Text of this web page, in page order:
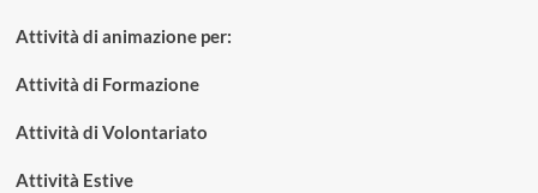
Attività di animazione per:
Attività di Formazione
Attività di Volontariato
Attività Estive